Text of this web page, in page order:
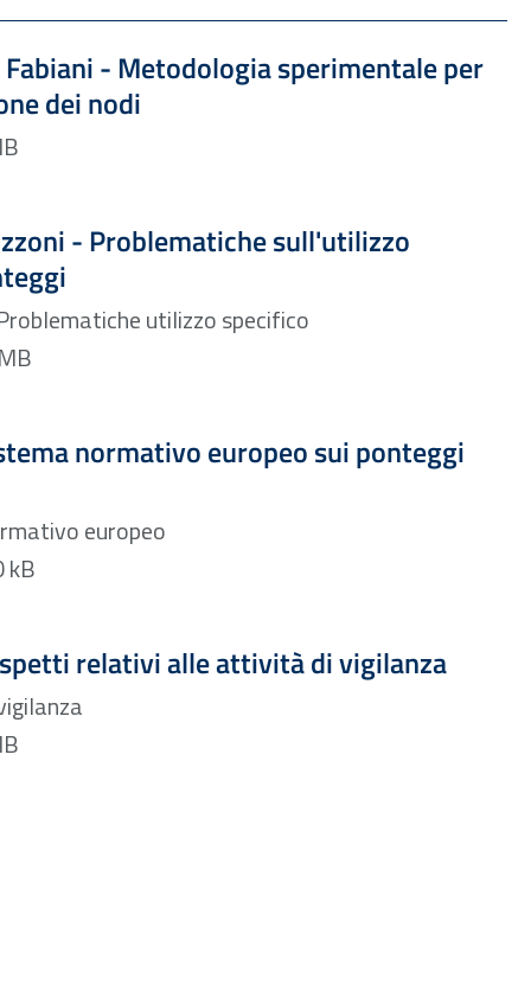
- Metodologia sperimentale per
dei nodi
Formato PDF — Dimensione 6.78 MB
6.78 MB
- Problematiche sull'utilizzo
Formato PDF — Dimensione 13.17 MB
utilizzo specifico
Formato PDF — 13.17 MB
normativo europeo sui ponteggi
Formato PDF — Dimensione 992.90 kB
europeo
Formato PDF — 992.90 kB
relativi alle attività di vigilanza
Formato PDF — Dimensione 2.96 MB
2.96 MB